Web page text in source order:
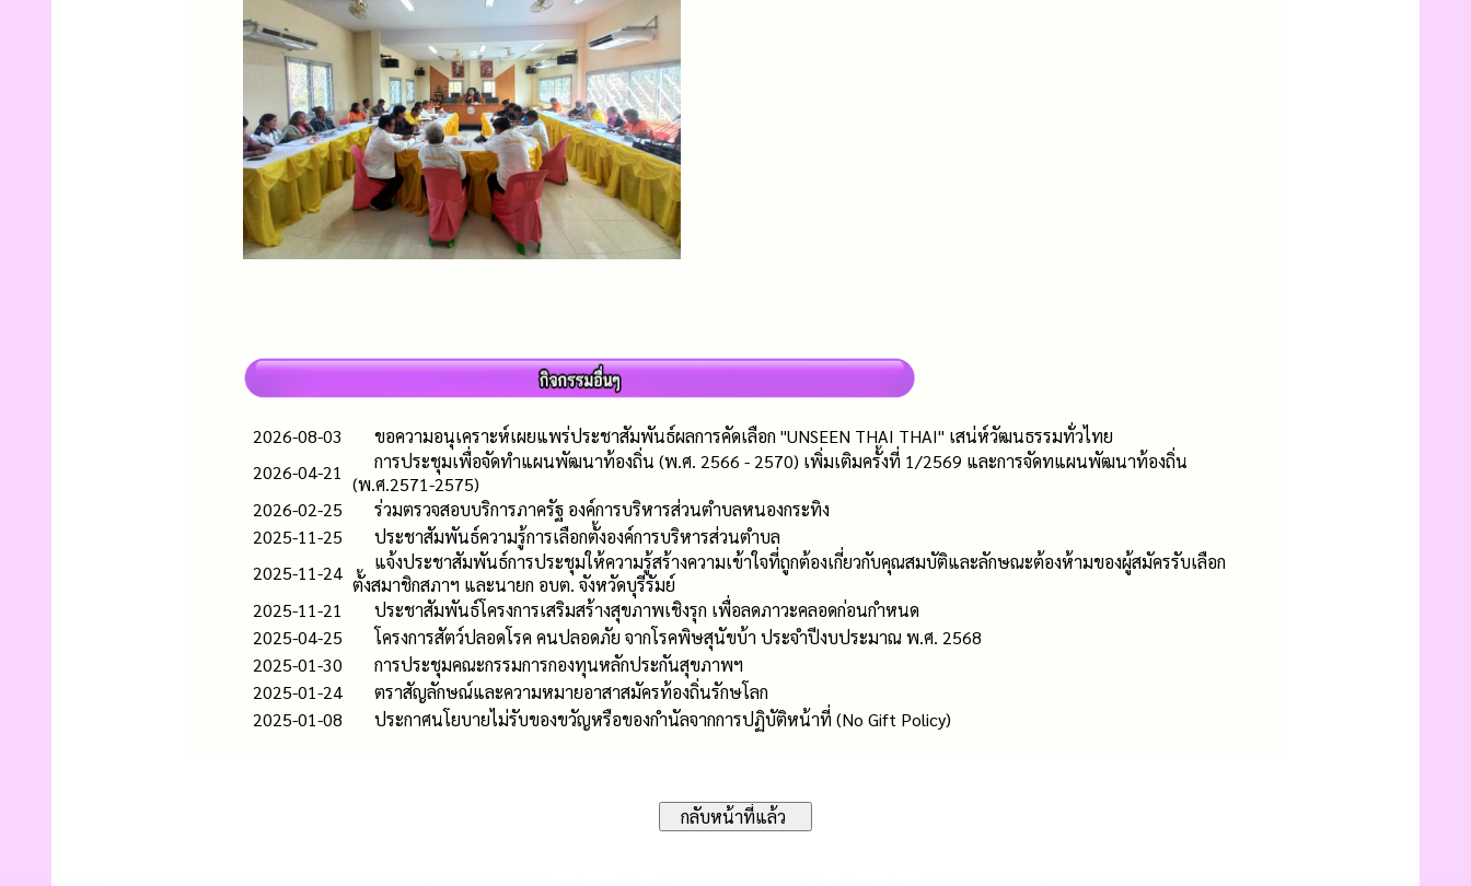
2026-08-03
ขอความอนุเคราะห์เผยแพร่ประชาสัมพันธ์ผลการคัดเลือก "UNSEEN THAI THAI" เสน่ห์วัฒนธรรมทั่วไทย
2026-04-21
การประชุมเพื่อจัดทำแผนพัฒนาท้องถิ่น (พ.ศ. 2566 - 2570) เพิ่มเติมครั้งที่ 1/2569 และการจัดทแผนพัฒนาท้องถิ่น
(พ.ศ.2571-2575)
2026-02-25
ร่วมตรวจสอบบริการภาครัฐ องค์การบริหารส่วนตำบลหนองกระทิง
2025-11-25
ประชาสัมพันธ์ความรู้การเลือกตั้งองค์การบริหารส่วนตำบล
2025-11-24
แจ้งประชาสัมพันธ์การประชุมให้ความรู้สร้างความเข้าใจที่ถูกต้องเกี่ยวกับคุณสมบัติและลักษณะต้องห้ามของผู้สมัครรับเลือก
ตั้งสมาชิกสภาฯ และนายก อบต. จังหวัดบุรีรัมย์
2025-11-21
ประชาสัมพันธ์โครงการเสริมสร้างสุขภาพเชิงรุก เพื่อลดภาวะคลอดก่อนกำหนด
2025-04-25
โครงการสัตว์ปลอดโรค คนปลอดภัย จากโรคพิษสุนัขบ้า ประจำปีงบประมาณ พ.ศ. 2568
2025-01-30
การประชุมคณะกรรมการกองทุนหลักประกันสุขภาพฯ
2025-01-24
ตราสัญลักษณ์และความหมายอาสาสมัครท้องถิ่นรักษโลก
2025-01-08
ประกาศนโยบายไม่รับของขวัญหรือของกำนัลจากการปฏิบัติหน้าที่ (No Gift Policy)